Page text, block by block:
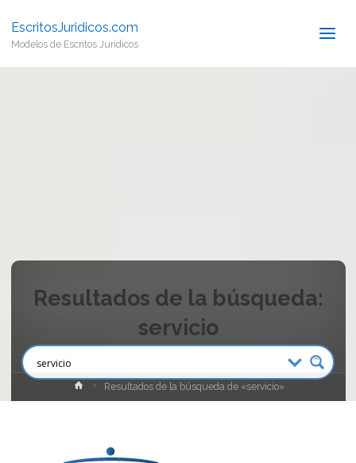
EscritosJuridicos.com
Modelos de Escritos Jurídicos
Resultados de la búsqueda:
servicio
InicioResultados de la búsqueda de «servicio»